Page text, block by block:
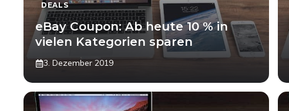
DEALS
eBay Coupon: Ab heute 10 % in
vielen Kategorien sparen
3. Dezember 2019